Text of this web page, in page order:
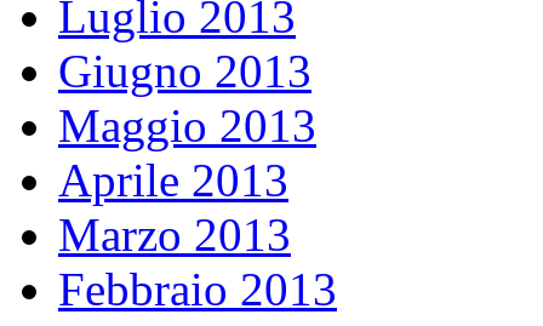
Luglio 2013
Giugno 2013
Maggio 2013
Aprile 2013
Marzo 2013
Febbraio 2013